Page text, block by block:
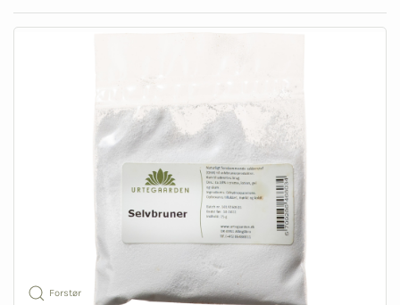
Forstør